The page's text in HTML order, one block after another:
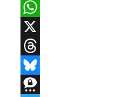
LinkedIn
WhatsApp
X
Threads
Bluesky